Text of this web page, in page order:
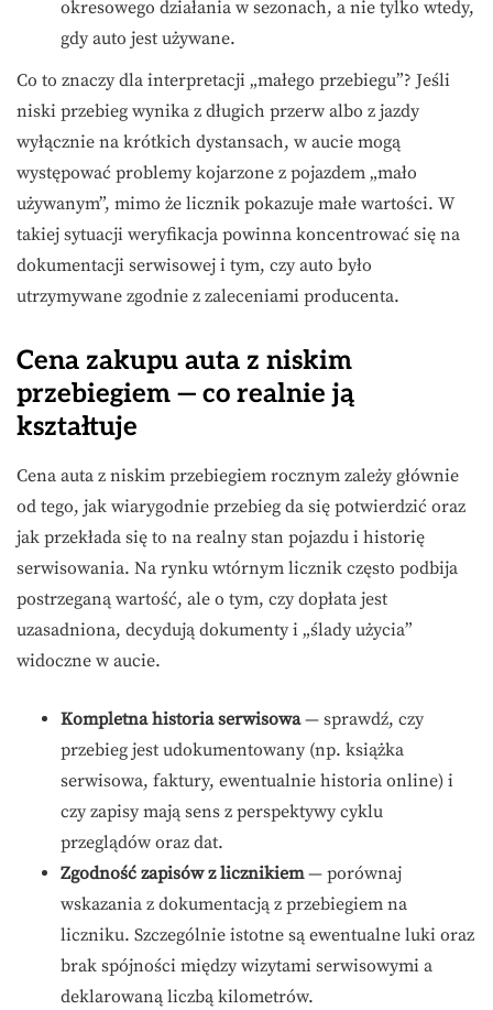
okresowego działania w sezonach, a nie tylko wtedy,
gdy auto jest używane.
Co to znaczy dla interpretacji „małego przebiegu”? Jeśli
niski przebieg wynika z długich przerw albo z jazdy
wyłącznie na krótkich dystansach, w aucie mogą
występować problemy kojarzone z pojazdem „mało
używanym”, mimo że licznik pokazuje małe wartości. W
takiej sytuacji weryfikacja powinna koncentrować się na
dokumentacji serwisowej i tym, czy auto było
utrzymywane zgodnie z zaleceniami producenta.
Cena zakupu auta z niskim
przebiegiem — co realnie ją
kształtuje
Cena auta z niskim przebiegiem rocznym zależy głównie
od tego, jak wiarygodnie przebieg da się potwierdzić oraz
jak przekłada się to na realny stan pojazdu i historię
serwisowania. Na rynku wtórnym licznik często podbija
postrzeganą wartość, ale o tym, czy dopłata jest
uzasadniona, decydują dokumenty i „ślady użycia”
widoczne w aucie.
Kompletna historia serwisowa— sprawdź, czy
przebieg jest udokumentowany (np. książka
serwisowa, faktury, ewentualnie historia online) i
czy zapisy mają sens z perspektywy cyklu
przeglądów oraz dat.
Zgodność zapisów z licznikiem— porównaj
wskazania z dokumentacją z przebiegiem na
liczniku. Szczególnie istotne są ewentualne luki oraz
brak spójności między wizytami serwisowymi a
deklarowaną liczbą kilometrów.